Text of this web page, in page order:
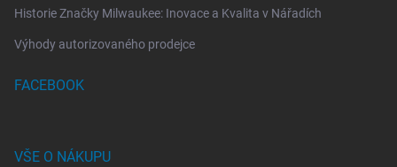
Historie Značky Milwaukee: Inovace a Kvalita v Nářadích
Výhody autorizovaného prodejce
FACEBOOK
VŠE O NÁKUPU